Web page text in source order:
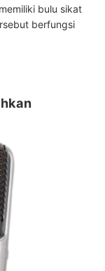
bulu sikat
berfungsi